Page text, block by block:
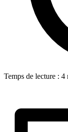
Temps de lecture : 4